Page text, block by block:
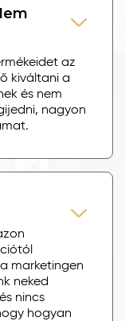
az
kiváltani a
és nem
nagyon
marketingen
neked
nincs
hogyan